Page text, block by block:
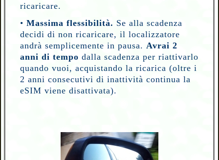
ricaricare.
•Massima flessibilità. Se alla scadenza
decidi di non ricaricare, il localizzatore
andrà semplicemente in pausa.Avrai 2
anni di tempo dalla scadenza per riattivarlo
quando vuoi, acquistando la ricarica (oltre i
2 anni consecutivi di inattività continua la
eSIM viene disattivata).